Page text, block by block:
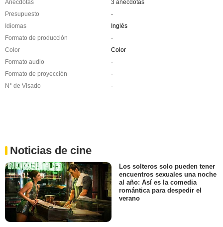
Anécdotas
3 anécdotas
Presupuesto
-
Idiomas
Inglés
Formato de producción
-
Color
Color
Formato audio
-
Formato de proyección
-
N° de Visado
-
Noticias de cine
Los solteros solo pueden tener
encuentros sexuales una noche
al año: Así es la comedia
romántica para despedir el
verano